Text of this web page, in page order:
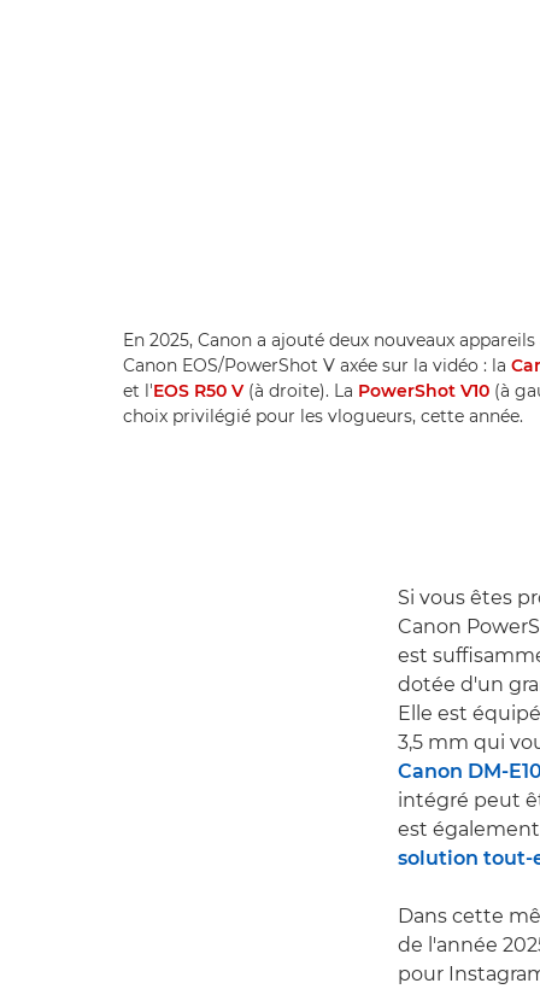
En 2025, Canon a ajouté deux nouveaux
Canon EOS/PowerShot V axée sur la vidéo : la
et l'EOS R50 V (à droite). La PowerShot V10 (à
choix privilégié pour les vlogueurs, cette année.
Si vous êtes
Canon
est
dotée d'un
Elle est
3,5 mm qui
Canon DM-
intégré peut
est
solution tout-
Dans cette
de l'année
pour